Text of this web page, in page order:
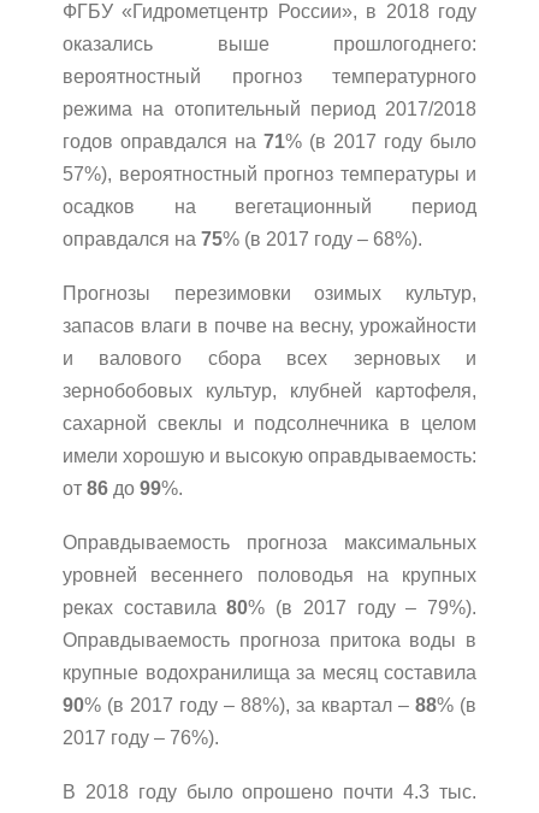
ФГБУ «Гидрометцентр России», в 2018 году
оказались выше прошлогоднего:
вероятностный прогноз температурного
режима на отопительный период 2017/2018
годов оправдался на 71% (в 2017 году было
57%), вероятностный прогноз температуры и
осадков на вегетационный период
оправдался на 75% (в 2017 году – 68%).
Прогнозы перезимовки озимых культур,
запасов влаги в почве на весну, урожайности
и валового сбора всех зерновых и
зернобобовых культур, клубней картофеля,
сахарной свеклы и подсолнечника в целом
имели хорошую и высокую оправдываемость:
от 86 до 99%.
Оправдываемость прогноза максимальных
уровней весеннего половодья на крупных
реках составила80% (в 2017 году – 79%).
Оправдываемость прогноза притока воды в
крупные водохранилища за месяц составила
90% (в 2017 году – 88%), за квартал – 88% (в
2017 году – 76%).
В 2018 году было опрошено почти 4.3 тыс.